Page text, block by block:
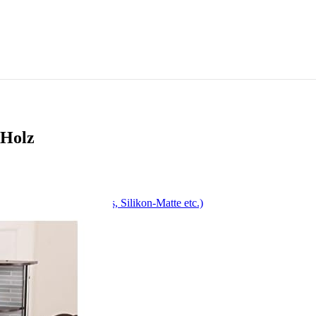
Drehspieß, Antihaft-Fass, Silikon-Matte etc.)